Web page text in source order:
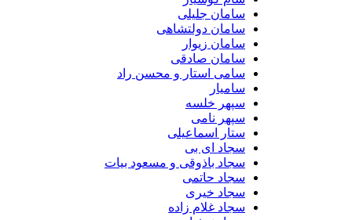
سامان جلیلی
سامان دولتشاهی
سامان زیوار
سامان صادقی
سامی استار و محسن راد
سامیار
سپهر خلسه
سپهر نامی
ستار اسماعیلی
سجاد ای بی
سجاد باذوقی و مسعود بیات
سجاد حاتمی
سجاد خیری
سجاد غلام زاده